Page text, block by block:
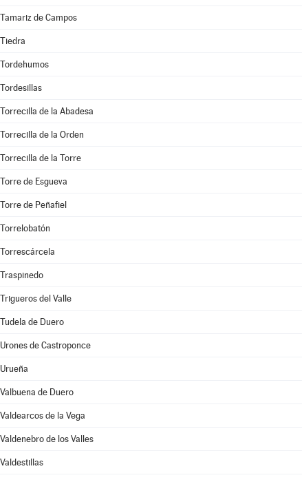
Tamariz de Campos
Tiedra
Tordehumos
Tordesillas
Torrecilla de la Abadesa
Torrecilla de la Orden
Torrecilla de la Torre
Torre de Esgueva
Torre de Peñafiel
Torrelobatón
Torrescárcela
Traspinedo
Trigueros del Valle
Tudela de Duero
Urones de Castroponce
Urueña
Valbuena de Duero
Valdearcos de la Vega
Valdenebro de los Valles
Valdestillas